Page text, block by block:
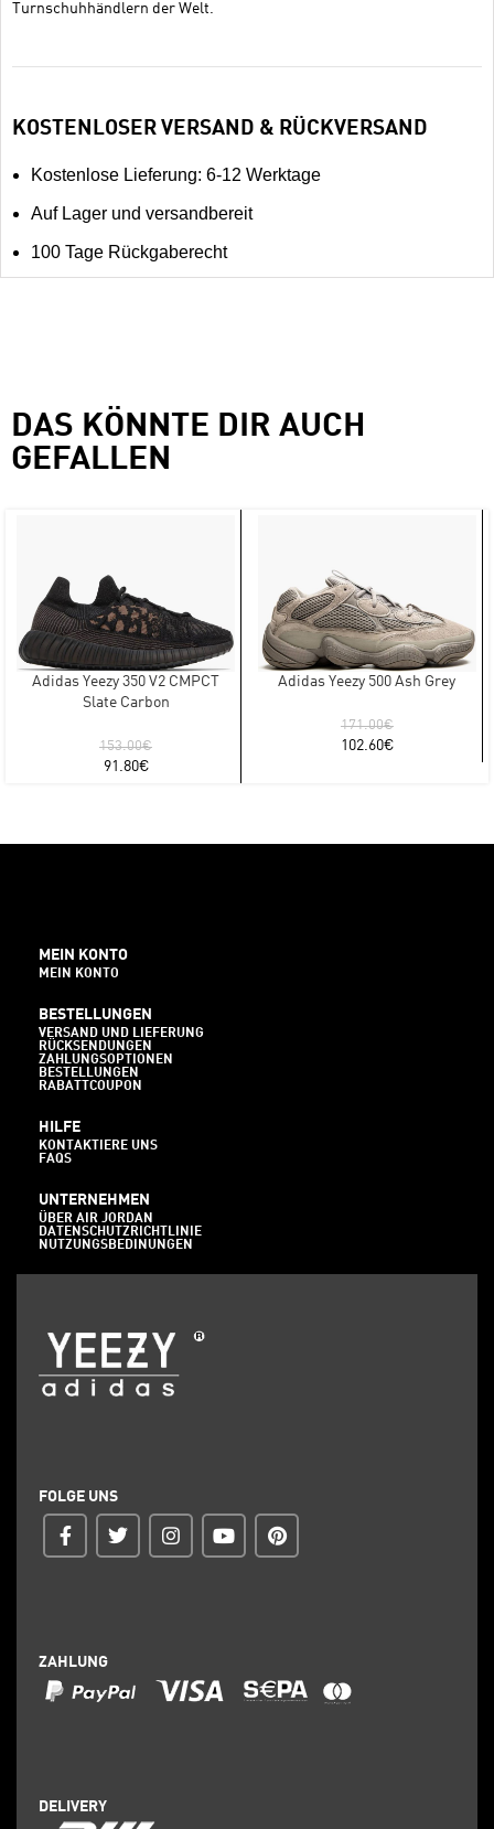
Turnschuhhändlern der Welt.
KOSTENLOSER VERSAND & RÜCKVERSAND
Kostenlose Lieferung: 6-12 Werktage
Auf Lager und versandbereit
100 Tage Rückgaberecht
DAS KÖNNTE DIR AUCH
GEFALLEN
Adidas Yeezy 350 V2 CMPCT
Slate Carbon
153.00€
91.80€
Adidas Yeezy 500 Ash Grey
171.00€
102.60€
MEIN KONTO
MEIN KONTO
BESTELLUNGEN
VERSAND UND LIEFERUNG
RÜCKSENDUNGEN
ZAHLUNGSOPTIONEN
BESTELLUNGEN
RABATTCOUPON
HILFE
KONTAKTIERE UNS
FAQS
UNTERNEHMEN
ÜBER AIR JORDAN
DATENSCHUTZRICHTLINIE
NUTZUNGSBEDINUNGEN
FOLGE UNS
ZAHLUNG
DELIVERY